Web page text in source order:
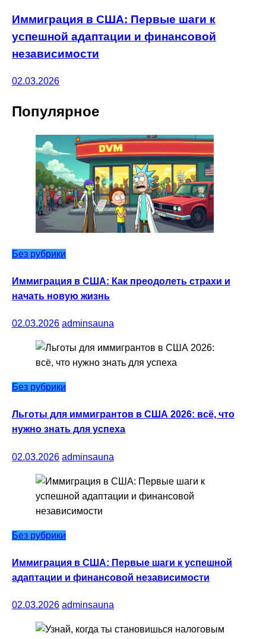
Иммиграция в США: Первые шаги к
успешной адаптации и финансовой
независимости
02.03.2026
Популярное
Без рубрики
Иммиграция в США: Как преодолеть страхи и
начать новую жизнь
02.03.2026 adminsauna
Без рубрики
Льготы для иммигрантов в США 2026: всё, что
нужно знать для успеха
02.03.2026 adminsauna
Без рубрики
Иммиграция в США: Первые шаги к успешной
адаптации и финансовой независимости
02.03.2026 adminsauna